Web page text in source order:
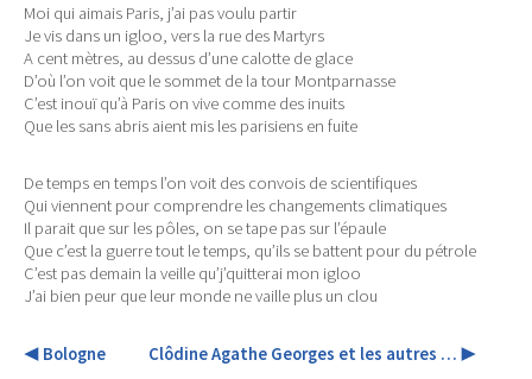
Moi qui aimais Paris, j’ai pas voulu partir
Je vis dans un igloo, vers la rue des Martyrs
A cent mètres, au dessus d’une calotte de glace
D’où l’on voit que le sommet de la tour Montparnasse
C’est inouï qu’à Paris on vive comme des inuits
Que les sans abris aient mis les parisiens en fuite
De temps en temps l’on voit des convois de scientifiques
Qui viennent pour comprendre les changements climatiques
Il parait que sur les pôles, on se tape pas sur l’épaule
Que c’est la guerre tout le temps, qu’ils se battent pour du pétrole
C’est pas demain la veille qu’j’quitterai mon igloo
J’ai bien peur que leur monde ne vaille plus un clou
◀ Bologne Clôdine Agathe Georges et les autres … ▶